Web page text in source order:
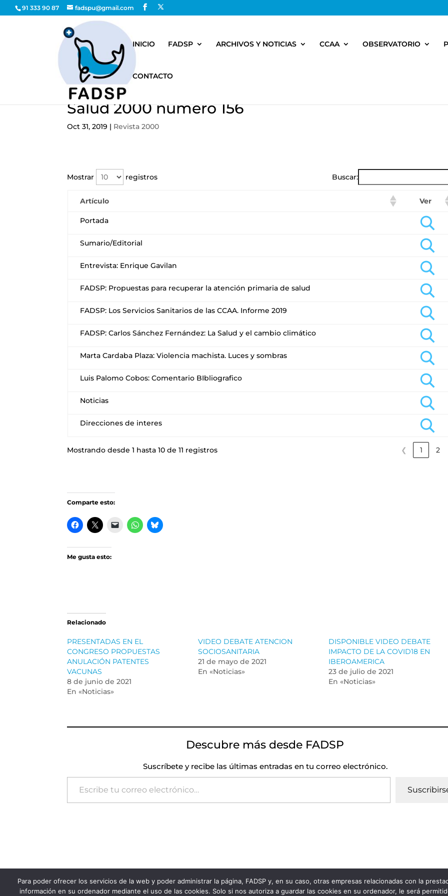
91 333 90 87 fadspu@gmail.com
INICIO FADSP ARCHIVOS Y NOTICIAS CCAA OBSERVATORIO
CONTACTO
Salud 2000 número 156
Oct 31, 2019 | Revista 2000
Mostrar registros Buscar:
Artículo Ver
Portada
Sumario/Editorial
Entrevista: Enrique Gavilan
FADSP: Propuestas para recuperar la atención primaria de salud
FADSP: Los Servicios Sanitarios de las CCAA. Informe 2019
FADSP: Carlos Sánchez Fernández: La Salud y el cambio climático
Marta Cardaba Plaza: Violencia machista. Luces y sombras
Luis Palomo Cobos: Comentario BIbliografico
Noticias
Direcciones de interes
Mostrando desde 1 hasta 10 de 11 registros ❮ 1 2
Comparte esto:
Me gusta esto:
Relacionado
PRESENTADAS EN EL
CONGRESO PROPUESTAS
ANULACIÓN PATENTES
VACUNAS
8 de junio de 2021
En «Noticias»
VIDEO DEBATE ATENCION
SOCIOSANITARIA
21 de mayo de 2021
En «Noticias»
DISPONIBLE VIDEO DEBATE
IMPACTO DE LA COVID18 EN
IBEROAMERICA
23 de julio de 2021
En «Noticias»
Descubre más desde FADSP
Suscríbete y recibe las últimas entradas en tu correo electrónico.
Escribe tu correo electrónico…
FADSP · 2023 |Aviso legal|Política de Privacidad|Política de Cookies
Para poder ofrecer los servicios de la web y poder administrar la página, FADSP y, en su caso, otras empresas relacionadas con la
información en su ordenador mediante el uso de las cookies. Solo si nos autoriza a guardar las cookies en su ordenador, le será